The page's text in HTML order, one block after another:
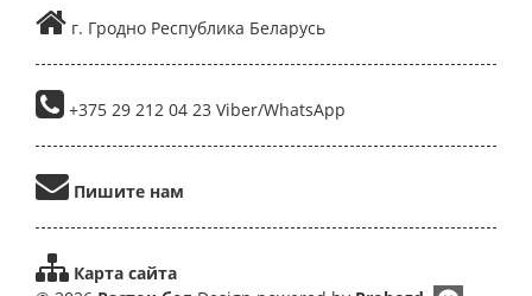
г. Гродно Республика Беларусь
+375 29 212 04 23 Viber/WhatsApp
Пишите нам
Карта сайта